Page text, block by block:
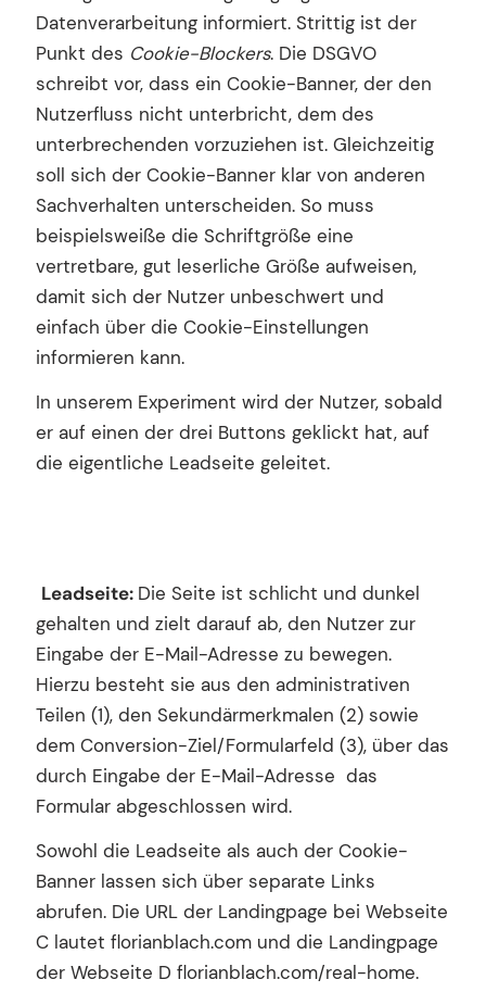
Datenverarbeitung informiert. Strittig ist der
Punkt des Cookie-Blockers. Die DSGVO
schreibt vor, dass ein Cookie-Banner, der den
Nutzerfluss nicht unterbricht, dem des
unterbrechenden vorzuziehen ist. Gleichzeitig
soll sich der Cookie-Banner klar von anderen
Sachverhalten unterscheiden. So muss
beispielsweiße die Schriftgröße eine
vertretbare, gut leserliche Größe aufweisen,
damit sich der Nutzer unbeschwert und
einfach über die Cookie-Einstellungen
informieren kann.
In unserem Experiment wird der Nutzer, sobald
er auf einen der drei Buttons geklickt hat, auf
die eigentliche Leadseite geleitet.
Leadseite: Die Seite ist schlicht und dunkel
gehalten und zielt darauf ab, den Nutzer zur
Eingabe der E-Mail-Adresse zu bewegen.
Hierzu besteht sie aus den administrativen
Teilen (1), den Sekundärmerkmalen (2) sowie
dem Conversion-Ziel/Formularfeld (3), über das
durch Eingabe der E-Mail-Adresse das
Formular abgeschlossen wird.
Sowohl die Leadseite als auch der Cookie-
Banner lassen sich über separate Links
abrufen. Die URL der Landingpage bei Webseite
C lautet florianblach.com und die Landingpage
der Webseite D florianblach.com/real-home.